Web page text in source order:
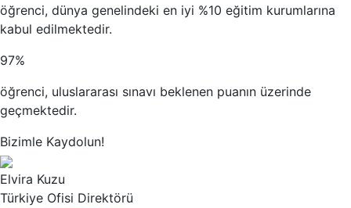
öğrenci, dünya genelindeki en iyi %10 eğitim kurumlarına
kabul edilmektedir.
97%
öğrenci, uluslararası sınavı beklenen puanın üzerinde
geçmektedir.
Bizimle Kaydolun!
Elvira Kuzu
Türkiye Ofisi Direktörü